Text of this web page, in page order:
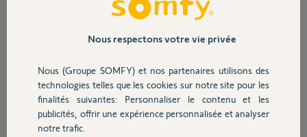
Sécurité
Domotique
zigbee 3.0 qui
fonctionnais
normalement depuis un
peux plus d un ans,
déconnecté de la box
tahoma version 2024.6.6-15 .
il m est impossible après plusieurs tentative de les réinitialisés. la
passerelle zigbee est elle toujours activer ? je vous joint les deux
module en question merci pour votre réponse bonne soirée.
Nous respectons votre vie privée
Nous (Groupe SOMFY) et nos partenaires utilisons des
technologies telles que les cookies sur notre site pour les
finalités suivantes: Personnaliser le contenu et les
publicités, offrir une expérience personnalisée et analyser
notre trafic.